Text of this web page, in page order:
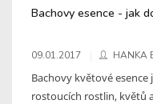
Bachovy esence - jak
09.01.2017 HANKA
Bachovy květové
rostoucích rostlin, květů